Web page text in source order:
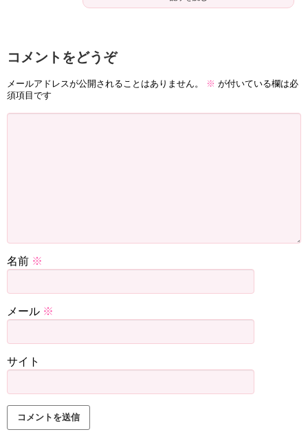
サンドウィッチマン 伊達みきお46歳 性格・
性質
山なの！伊達さんが本気になれば富士山抜かせるの。
伊達「え？」
伊達みきおは『富士山以上』。
伊達「えっ？どういうことですか？日本一の山・・・？」
コメントをどうぞ
メールアドレスが公開されることはありません。 ※ が付いている欄は必
須項目です
名前 ※
メール ※
サイト